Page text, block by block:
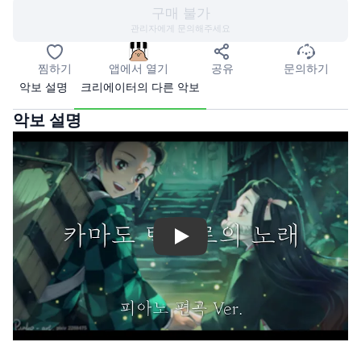
구매 불가
관리자에게 문의해주세요
찜하기 앱에서 열기 공유
문의하기
악보 설명
크리에이터의 다른 악보
악보 설명
Play